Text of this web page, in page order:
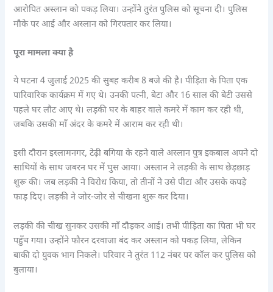
आरोपित अस्लान को पकड़ लिया। उन्होंने तुरंत पुलिस को सूचना दी। पुलिस
मौके पर आई और अस्लान को गिरफ्तार कर लिया।
पूरा मामला क्या है
ये घटना 4 जुलाई 2025 की सुबह करीब 8 बजे की है। पीड़िता के पिता एक
पारिवारिक कार्यक्रम में गए थे। उनकी पत्नी, बेटा और 16 साल की बेटी उससे
पहले घर लौट आए थे। लड़की घर के बाहर वाले कमरे में काम कर रही थी,
जबकि उसकी माँ अंदर के कमरे में आराम कर रही थी।
इसी दौरान इस्लामनगर, टेढ़ी बगिया के रहने वाले अस्लान पुत्र इकबाल अपने दो
साथियों के साथ जबरन घर में घुस आया। अस्लान ने लड़की के साथ छेड़छाड़
शुरू की। जब लड़की ने विरोध किया, तो तीनों ने उसे पीटा और उसके कपड़े
फाड़ दिए। लड़की ने जोर-जोर से चीखना शुरू कर दिया।
लड़की की चीख सुनकर उसकी माँ दौड़कर आई। तभी पीड़िता का पिता भी घर
पहुँच गया। उन्होंने फौरन दरवाजा बंद कर अस्लान को पकड़ लिया, लेकिन
बाकी दो युवक भाग निकले। परिवार ने तुरंत 112 नंबर पर कॉल कर पुलिस को
बुलाया।